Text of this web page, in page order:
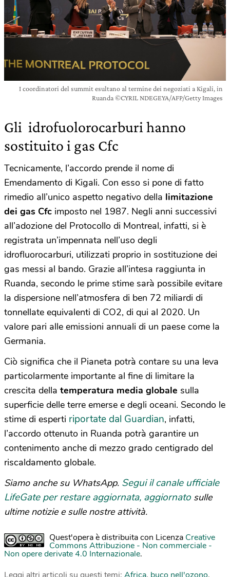
I coordinatori del summit esultano al termine dei negoziati a Kigali, in
Ruanda ©CYRIL NDEGEYA/AFP/Getty Images
Gli idrofuolorocarburi hanno
sostituito i gas Cfc
Tecnicamente, l’accordo prende il nome di
Emendamento di Kigali. Con esso si pone di fatto
rimedio all’unico aspetto negativo della limitazione
dei gas Cfc imposto nel 1987. Negli anni successivi
all’adozione del Protocollo di Montreal, infatti, si è
registrata un’impennata nell’uso degli
idrofluorocarburi, utilizzati proprio in sostituzione dei
gas messi al bando. Grazie all’intesa raggiunta in
Ruanda, secondo le prime stime sarà possibile evitare
la dispersione nell’atmosfera di ben 72 miliardi di
tonnellate equivalenti di CO2, di qui al 2020. Un
valore pari alle emissioni annuali di un paese come la
Germania.
Ciò significa che il Pianeta potrà contare su una leva
particolarmente importante al fine di limitare la
crescita della temperatura media globale sulla
superficie delle terre emerse e degli oceani. Secondo le
stime di esperti riportate dal Guardian, infatti,
l’accordo ottenuto in Ruanda potrà garantire un
contenimento anche di mezzo grado centigrado del
riscaldamento globale.
Siamo anche su WhatsApp. Segui il canale ufficiale
LifeGate per restare aggiornata, aggiornato sulle
ultime notizie e sulle nostre attività.
Quest'opera è distribuita con Licenza Creative
Commons Attribuzione - Non commerciale -
Non opere derivate 4.0 Internazionale.